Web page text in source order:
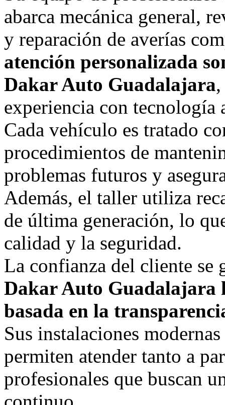
abarca mecánica general,
y reparación de averías
atención personalizada
Dakar Auto Guadalajara
experiencia con tecnología
Cada vehículo es tratado
procedimientos de
problemas futuros y
Además, el taller utiliza
de última generación, lo
calidad y la seguridad.
La confianza del cliente se
Dakar Auto Guadalajara
basada en la
Sus instalaciones
permiten atender tanto a
profesionales que buscan